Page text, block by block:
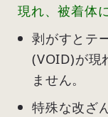
現れ、被着体
剥がすとテ
(VOID)が現
ません。
特殊な改ざ